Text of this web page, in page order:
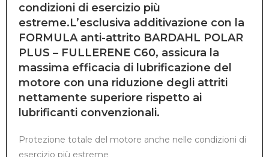
condizioni di esercizio più
estreme.L’esclusiva additivazione con la
FORMULA anti-attrito BARDAHL POLAR
PLUS – FULLERENE C60, assicura la
massima efficacia di lubrificazione del
motore con una riduzione degli attriti
nettamente superiore rispetto ai
lubrificanti convenzionali.
Protezione totale del motore anche nelle condizioni di
esercizio più estreme